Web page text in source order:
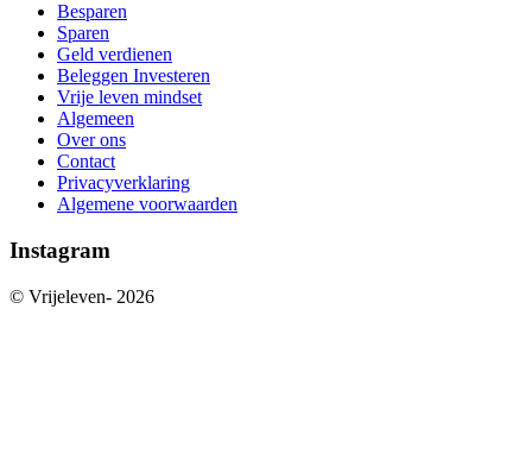
Besparen
Sparen
Geld verdienen
Beleggen Investeren
Vrije leven mindset
Algemeen
Over ons
Contact
Privacyverklaring
Algemene voorwaarden
Instagram
© Vrijeleven- 2026